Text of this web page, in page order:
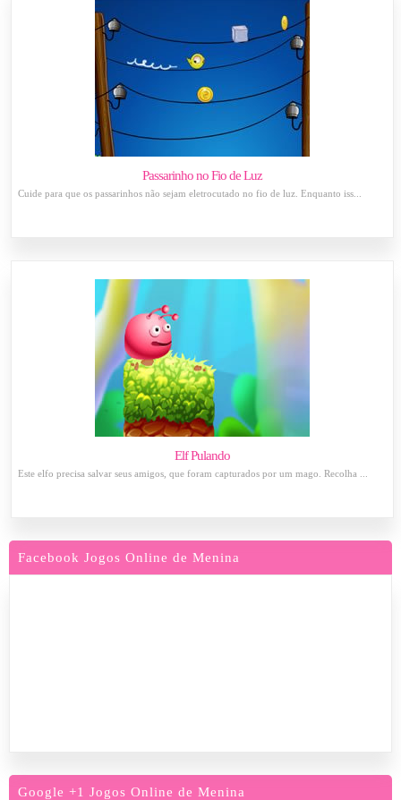
Passarinho no Fio de Luz
Cuide para que os passarinhos não sejam eletrocutado no fio de luz. Enquanto iss...
Elf Pulando
Este elfo precisa salvar seus amigos, que foram capturados por um mago. Recolha ...
Facebook Jogos Online de Menina
Google +1 Jogos Online de Menina